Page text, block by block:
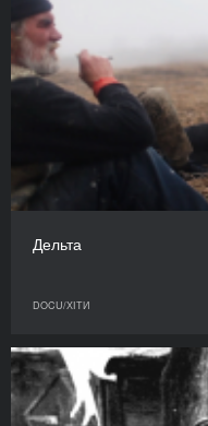
Дельта
DOCU/ХІТИ